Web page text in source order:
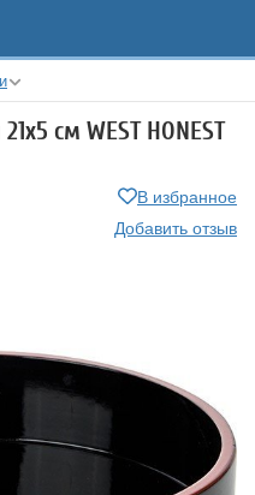
см WEST HONEST
В избранное
Добавить отзыв